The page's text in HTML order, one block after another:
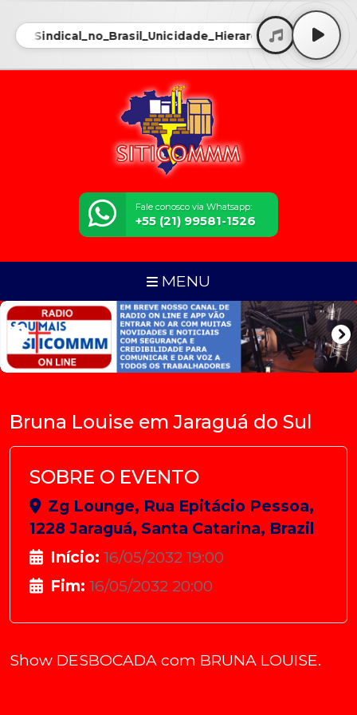
Fale conosco via Whatsapp:
+55 (21) 99581-1526
MENU
Bruna Louise em Jaraguá do Sul
SOBRE O EVENTO
Zg Lounge, Rua Epitácio Pessoa,
1228 Jaraguá, Santa Catarina, Brazil
Início: 16/05/2032 19:00
Fim: 16/05/2032 20:00
Show DESBOCADA com BRUNA LOUISE.